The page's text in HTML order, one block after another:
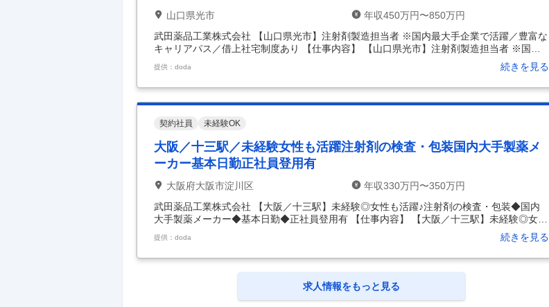
山口県光市
年収450万円〜850万円
武田薬品工業株式会社 【山口県光市】注射剤製造担当者 ※国内最大手企業で活躍／豊富な
キャリアパス／借上社宅制度あり 【仕事内容】 【山口県光市】注射剤製造担当者 ※国内最
大手企業で活躍／豊富なキャリアパス／借上社宅制度あり 【具体的な仕事内容】 日本最大
手の製薬メーカーである同社にて、注射剤の製造担当者を募集いたします／豊富なキャリ
アパスで長期就業可能 ■業務内容： ・注射剤製造作業／継続的な工程改善 ・適切なSOP整
化の推進にも…
提供：doda 続きを見る
契約社員 未経験OK
大阪／十三駅／未経験女性も活躍注射剤の検査・包装国内大手製薬メ
ーカー基本日勤正社員登用有
大阪府大阪市淀川区
年収330万円〜350万円
武田薬品工業株式会社 【大阪／十三駅】未経験◎女性も活躍♪注射剤の検査・包装◆国内
大手製薬メーカー◆基本日勤◆正社員登用有 【仕事内容】 【大阪／十三駅】未経験◎女性
も活躍♪注射剤の検査・包装◆国内大手製薬メーカー◆基本日勤◆正社員登用有 【具体的
な仕事内容】 未経験スタートもOK！研修体制も充実◎女性も活躍中♪注射剤の検査・包装
／国内大手製薬メーカー／基本は日勤・年休123日 ＼求人の魅力ポイント ★日本を代表す
★接客スタッフや食品製造スタッフなど、異業種・異業界からの入社実績もあり、未経験
提供：doda 続きを見る
求人情報をもっと見る